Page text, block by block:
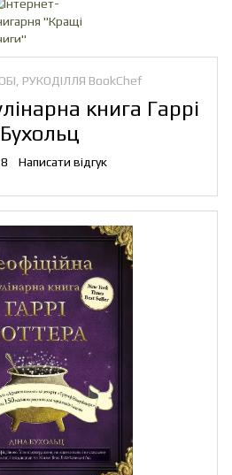
РУКОДІЛЛЯ BookChef
книга Гаррі
Написати відгук